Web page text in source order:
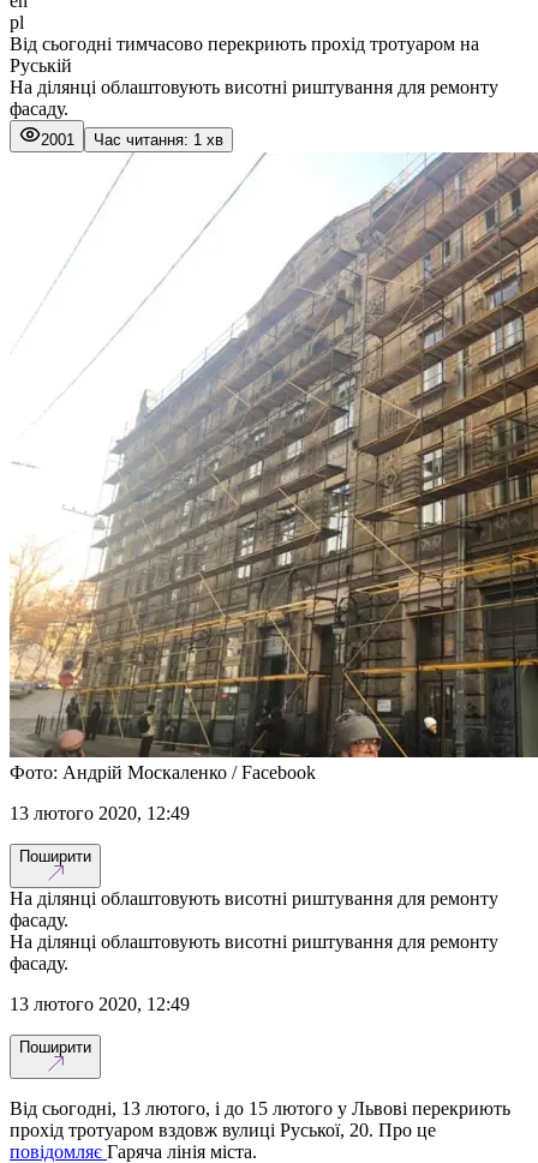
pl
Від сьогодні тимчасово перекриють прохід тротуаром на
Руській
На ділянці облаштовують висотні риштування для ремонту
фасаду.
2001 Час читання: 1 хв
Фото: Андрій Москаленко / Facebook
13 лютого 2020, 12:49
Поширити
На ділянці облаштовують висотні риштування для ремонту
фасаду.
На ділянці облаштовують висотні риштування для ремонту
фасаду.
13 лютого 2020, 12:49
Поширити
Від сьогодні, 13 лютого, і до 15 лютого у Львові перекриють
прохід тротуаром вздовж вулиці Руської, 20. Про це
повідомляє Гаряча лінія міста.